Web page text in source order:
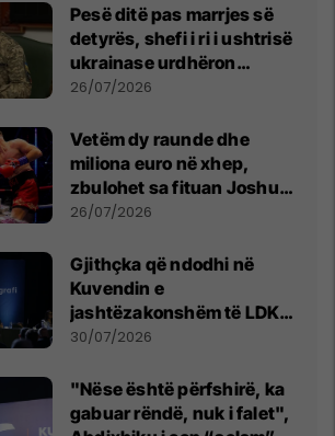
Pesë ditë pas marrjes së
detyrës, shefi i ri i ushtrisë
ukrainase urdhëron
kontroll të madh
26/07/2026
Vetëm dy raunde dhe
miliona euro në xhep,
zbulohet sa fituan Joshua
e Prenga
26/07/2026
Gjithçka që ndodhi në
Kuvendin e
jashtëzakonshëm të LDK-
së
30/07/2026
"Nëse është përfshirë, ka
gabuar rëndë, nuk i falet",